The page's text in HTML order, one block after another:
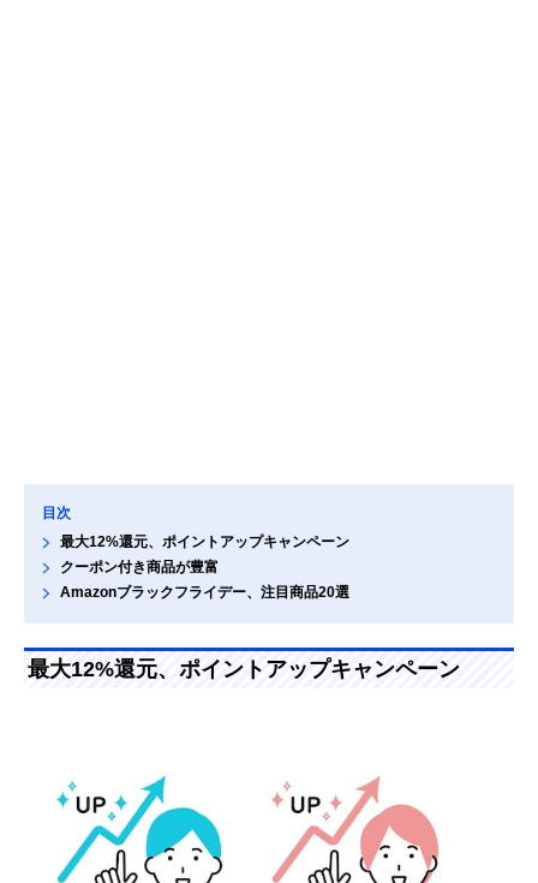
目次
最大12%還元、ポイントアップキャンペーン
クーポン付き商品が豊富
Amazonブラックフライデー、注目商品20選
最大12%還元、ポイントアップキャンペーン